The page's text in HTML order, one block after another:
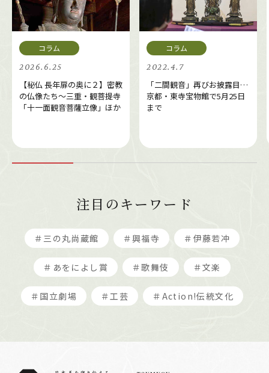
2026.6.25
【秘仏 長年扉の奥に２】密教
の仏像たち～三重・観菩提寺
「十一面観音菩薩立像」ほか
2022.4.7
「二間観音」再びお披露目…
京都・東寺宝物館で5月25日
まで
注目のキーワード
＃三の丸尚蔵館 ＃興福寺 ＃伊藤若冲
＃あをによし賞 ＃歌舞伎 ＃文楽
＃国立劇場 ＃工芸 ＃Action!伝統文化